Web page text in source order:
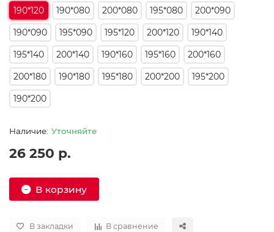
190*120
190*080 200*080 195*080
200*090
190*090
195*090 195*120 200*120
190*140
195*140
200*140 190*160 195*160
200*160
200*180
190*180 195*180 200*200
195*200
190*200
Уточняйте
26 250 р.
В корзину
В закладки В сравнение